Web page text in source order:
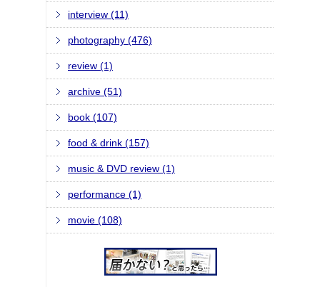
interview (11)
photography (476)
review (1)
archive (51)
book (107)
food & drink (157)
music & DVD review (1)
performance (1)
movie (108)